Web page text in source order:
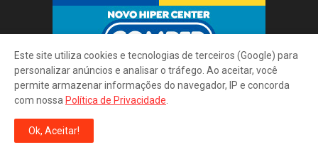
Este site utiliza cookies e tecnologias de terceiros (Google) para
personalizar anúncios e analisar o tráfego. Ao aceitar, você
permite armazenar informações do navegador, IP e concorda
com nossa Política de Privacidade
Ok, Aceitar!